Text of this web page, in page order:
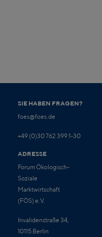
SIE HABEN FRAGEN?
foes@foes.de
+49 (0)30 762 399 1-30
ADRESSE
Forum Ökologisch-
Soziale
Marktwirtschaft
(FÖS) e.V.
Invalidenstraße 34,
10115 Berlin